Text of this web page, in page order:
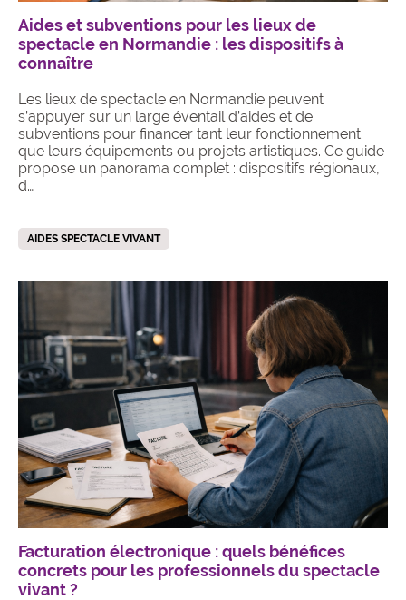
Aides et subventions pour les lieux de
spectacle en Normandie : les dispositifs à
connaître
Les lieux de spectacle en Normandie peuvent
s’appuyer sur un large éventail d’aides et de
subventions pour financer tant leur fonctionnement
que leurs équipements ou projets artistiques. Ce guide
propose un panorama complet : dispositifs régionaux,
d…
AIDES SPECTACLE VIVANT
Facturation électronique : quels bénéfices
concrets pour les professionnels du spectacle
vivant ?